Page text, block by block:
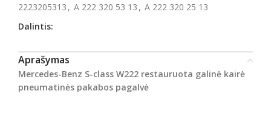
2223205313 , A 222 320 53 13 , A 222 320 25 13
Dalintis:
Aprašymas
Mercedes-Benz S-class W222 restauruota galinė kairė
pneumatinės pakabos pagalvė